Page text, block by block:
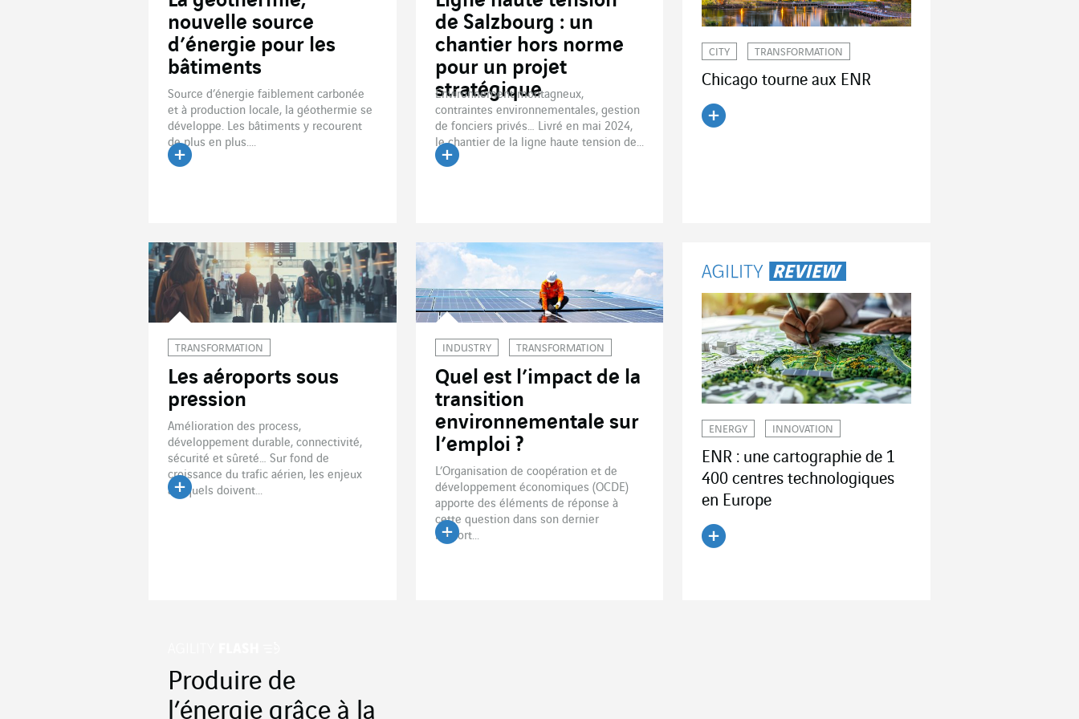
nouvelle source
d’énergie pour les
bâtiments
Source d’énergie faiblement carbonée
et à production locale, la géothermie se
développe. Les bâtiments y recourent
de plus en plus....
de Salzbourg : un
chantier hors norme
pour un projet
stratégique
Environnement montagneux,
contraintes environnementales, gestion
de fonciers privés… Livré en mai 2024,
le chantier de la ligne haute tension de...
CITY TRANSFORMATION
Chicago tourne aux ENR
TRANSFORMATION
Les aéroports sous
pression
Amélioration des process,
développement durable, connectivité,
sécurité et sûreté… Sur fond de
croissance du trafic aérien, les enjeux
auxquels doivent...
INDUSTRY TRANSFORMATION
Quel est l’impact de la
transition
environnementale sur
l’emploi ?
L’Organisation de coopération et de
développement économiques (OCDE)
apporte des éléments de réponse à
cette question dans son dernier
rapport...
ENERGY INNOVATION
ENR : une cartographie de 1
400 centres technologiques
en Europe
Produire de
l’énergie grâce à la